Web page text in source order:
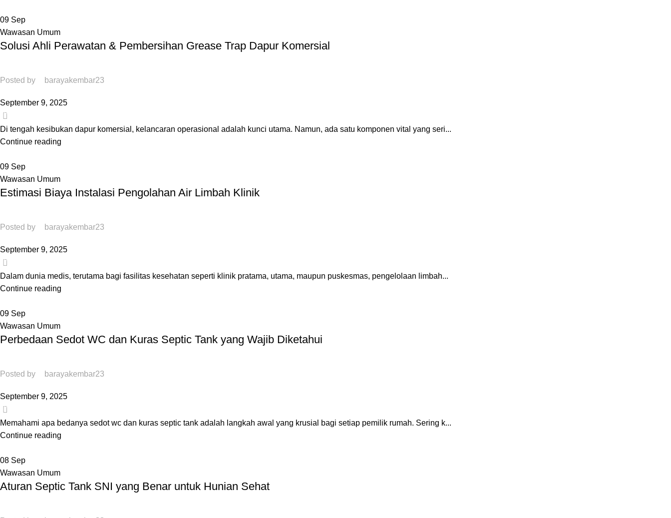
09 Sep
Wawasan Umum
Solusi Ahli Perawatan & Pembersihan Grease Trap Dapur Komersial
Posted by barayakembar23
September 9, 2025
0
Di tengah kesibukan dapur komersial, kelancaran operasional adalah kunci utama. Namun, ada satu komponen vital yang seri...
Continue reading
09 Sep
Wawasan Umum
Estimasi Biaya Instalasi Pengolahan Air Limbah Klinik
Posted by barayakembar23
September 9, 2025
0
Dalam dunia medis, terutama bagi fasilitas kesehatan seperti klinik pratama, utama, maupun puskesmas, pengelolaan limbah...
Continue reading
09 Sep
Wawasan Umum
Perbedaan Sedot WC dan Kuras Septic Tank yang Wajib Diketahui
Posted by barayakembar23
September 9, 2025
0
Memahami apa bedanya sedot wc dan kuras septic tank adalah langkah awal yang krusial bagi setiap pemilik rumah. Sering k...
Continue reading
08 Sep
Wawasan Umum
Aturan Septic Tank SNI yang Benar untuk Hunian Sehat